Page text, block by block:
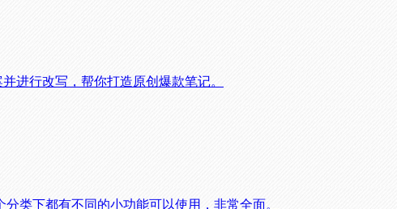
进行改写，帮你打造原创爆款笔记。
类下都有不同的小功能可以使用，非常全面。